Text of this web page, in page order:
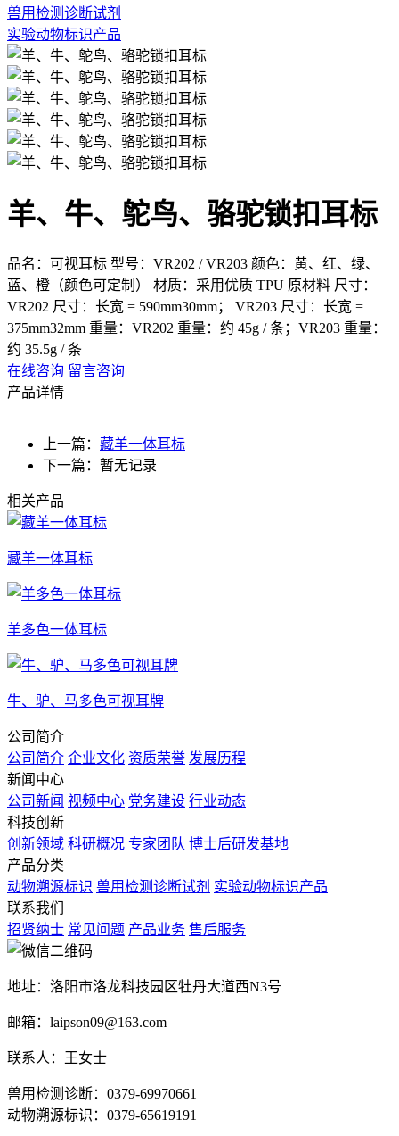
兽用检测诊断试剂
实验动物标识产品
羊、牛、鸵鸟、骆驼锁扣耳标
品名：可视耳标 型号：VR202 / VR203 颜色：黄、红、绿、
蓝、橙（颜色可定制）
材质：采用优质 TPU 原材料 尺寸：
VR202 尺寸：长宽 = 590mm30mm；
VR203 尺寸：长宽 =
375mm32mm 重量：VR202 重量：约 45g / 条；VR203 重量：
约 35.5g / 条
在线咨询 留言咨询
产品详情
上一篇： 藏羊一体耳标
下一篇：暂无记录
相关产品
藏羊一体耳标
羊多色一体耳标
牛、驴、马多色可视耳牌
公司简介
公司简介 企业文化 资质荣誉 发展历程
新闻中心
公司新闻 视频中心 党务建设 行业动态
科技创新
创新领域 科研概况 专家团队 博士后研发基地
产品分类
动物溯源标识 兽用检测诊断试剂 实验动物标识产品
联系我们
招贤纳士 常见问题 产品业务 售后服务
地址：洛阳市洛龙科技园区牡丹大道西N3号
邮箱：laipson09@163.com
联系人：王女士
兽用检测诊断：0379-69970661
动物溯源标识：0379-65619191